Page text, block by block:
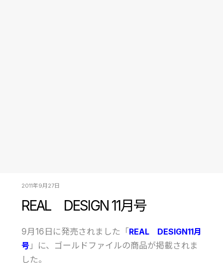
2011年9月27日
REAL DESIGN 11月号
9月16日に発売されました「REAL DESIGN11月
号」に、ゴールドファイルの商品が掲載されま
した。